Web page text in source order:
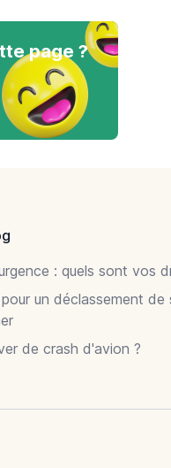
page ?
: quels sont vos
un déclassement
de crash d'avion ?